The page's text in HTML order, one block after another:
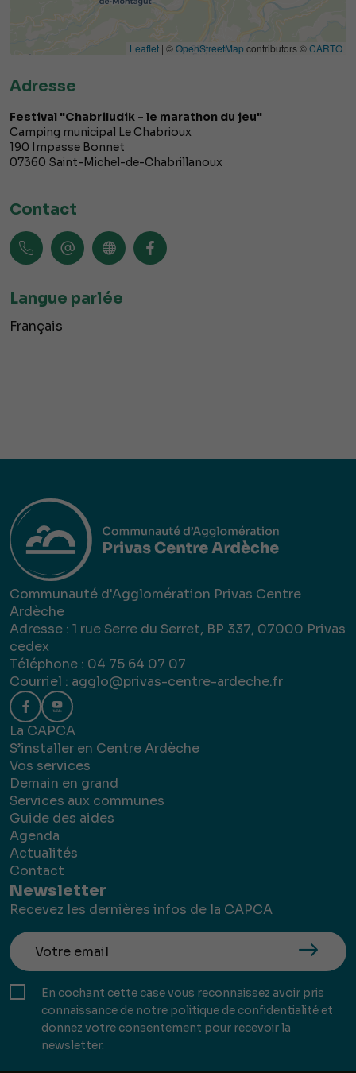
Leaflet | ©OpenStreetMap contributors ©CARTO
Adresse
Festival "Chabriludik - le marathon du jeu"
Camping municipal Le Chabrioux
190 Impasse Bonnet
07360 Saint-Michel-de-Chabrillanoux
Contact
Langue parlée
Français
Communauté d'Agglomération Privas Centre
Ardèche
Adresse : 1 rue Serre du Serret, BP 337, 07000 Privas
cedex
Téléphone : 04 75 64 07 07
Courriel : agglo@privas-centre-ardeche.fr
La CAPCA
S’installer en Centre Ardèche
Vos services
Demain en grand
Services aux communes
Guide des aides
Agenda
Actualités
Contact
Newsletter
Recevez les dernières infos de la CAPCA
En cochant cette case vous reconnaissez avoir pris
connaissance de notre politique de confidentialité et
donnez votre consentement pour recevoir la
newsletter.